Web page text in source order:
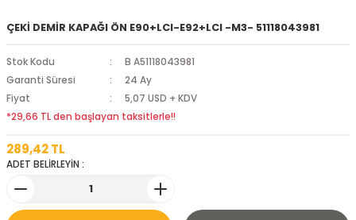
ÇEKİ DEMİR KAPAĞI ÖN E90+LCI-E92+LCI -M3- 51118043981
Stok Kodu
B A51118043981
Garanti Süresi
24 Ay
Fiyat
5,07 USD + KDV
*29,66 TL den başlayan taksitlerle!!
289,42 TL
ADET BELİRLEYİN :